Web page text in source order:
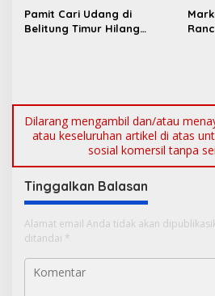
s
untuk Cegah Stunting
Pamit Cari Udang di
Belitung Timur Hilang
Dilarang mengambil dan/atau
atau keseluruhan artikel di atas
sosial komersil tanpa
Tinggalkan Balasan
Alamat email Anda tidak akan
ditandai *